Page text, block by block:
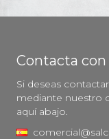
Contacta
Si deseas
mediante nuestro
aquí abajo.